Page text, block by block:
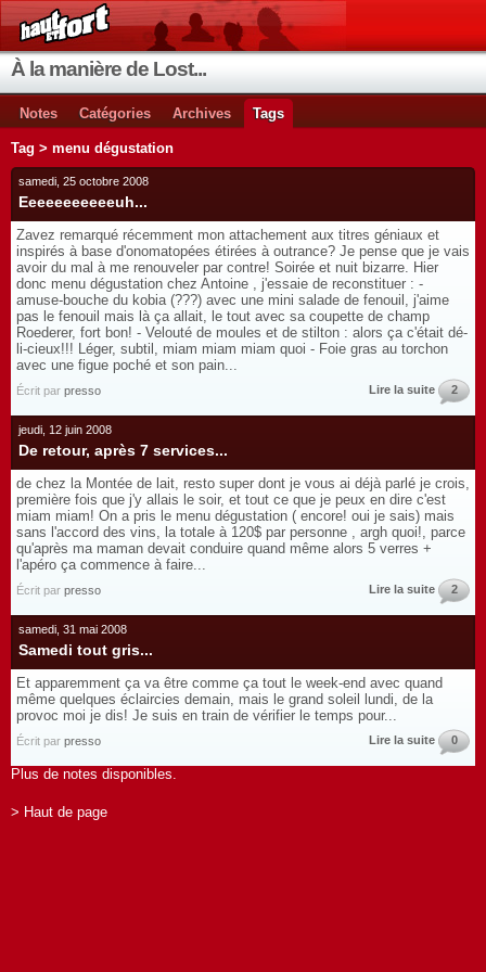
À la manière de Lost...
Notes Catégories Archives Tags
Tag > menu dégustation
samedi, 25 octobre 2008
Eeeeeeeeeeeuh...
Zavez remarqué récemment mon attachement aux titres géniaux et
inspirés à base d'onomatopées étirées à outrance? Je pense que je vais
avoir du mal à me renouveler par contre! Soirée et nuit bizarre. Hier
donc menu dégustation chez Antoine , j'essaie de reconstituer : -
amuse-bouche du kobia (???) avec une mini salade de fenouil, j'aime
pas le fenouil mais là ça allait, le tout avec sa coupette de champ
Roederer, fort bon! - Velouté de moules et de stilton : alors ça c'était dé-
li-cieux!!! Léger, subtil, miam miam miam quoi - Foie gras au torchon
avec une figue poché et son pain...
Écrit par presso Lire la suite 2
jeudi, 12 juin 2008
De retour, après 7 services...
de chez la Montée de lait, resto super dont je vous ai déjà parlé je crois,
première fois que j'y allais le soir, et tout ce que je peux en dire c'est
miam miam! On a pris le menu dégustation ( encore! oui je sais) mais
sans l'accord des vins, la totale à 120$ par personne , argh quoi!, parce
qu'après ma maman devait conduire quand même alors 5 verres +
l'apéro ça commence à faire...
Écrit par presso Lire la suite 2
samedi, 31 mai 2008
Samedi tout gris...
Et apparemment ça va être comme ça tout le week-end avec quand
même quelques éclaircies demain, mais le grand soleil lundi, de la
provoc moi je dis! Je suis en train de vérifier le temps pour...
Écrit par presso Lire la suite 0
Plus de notes disponibles.
> Haut de page